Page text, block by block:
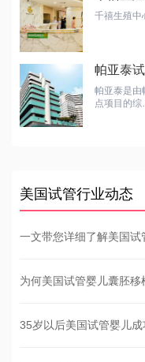
千禧生殖
帕亚泰
帕亚泰是由
点项目的
美国试管行业动态
一文带您详细了解美国试
为何美国试管婴儿囊胚移
35岁以后美国试管婴儿成